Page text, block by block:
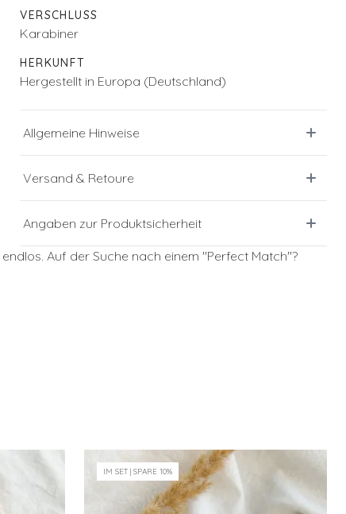
VERSCHLUSS
Karabiner
HERKUNFT
Hergestellt in Europa (Deutschland)
Allgemeine Hinweise
Versand & Retoure
Angaben zur Produktsicherheit
Auf der Suche nach einem ''Perfect Match''?
IM SET | SPARE 10%